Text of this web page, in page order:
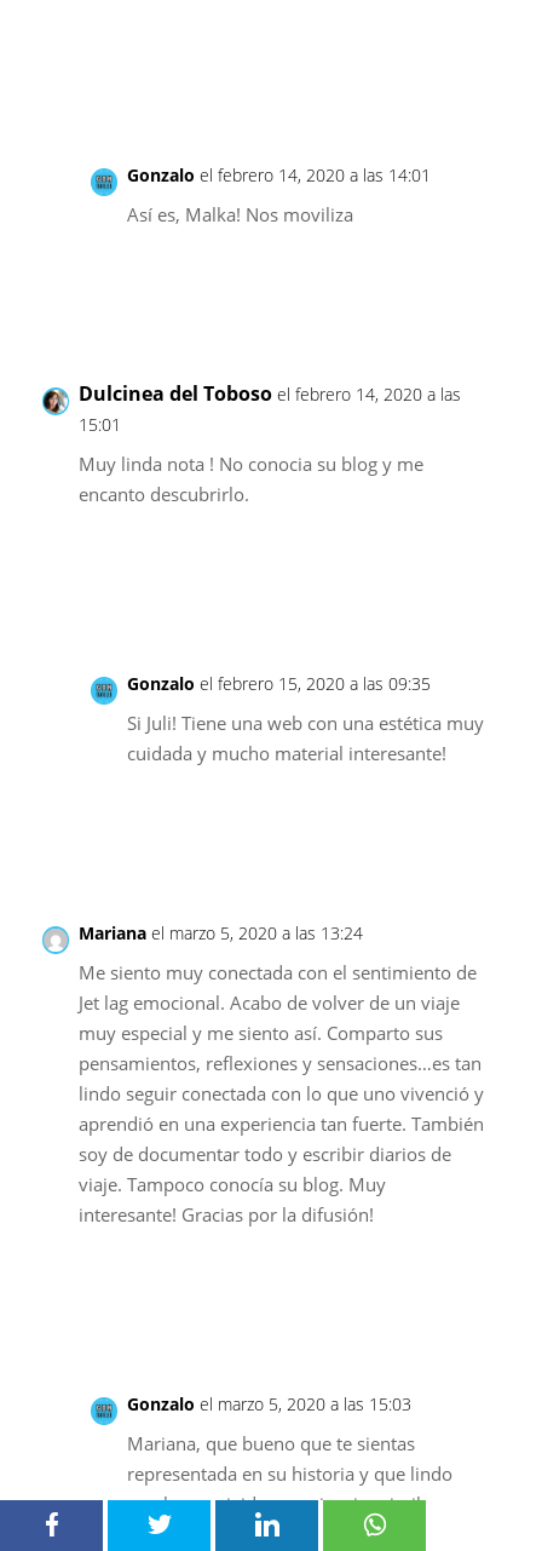
Gonzalo el febrero 14, 2020 a las 14:01
Así es, Malka! Nos moviliza
Dulcinea del Toboso el febrero 14, 2020 a las
15:01
Muy linda nota ! No conocia su blog y me
encanto descubrirlo.
Gonzalo el febrero 15, 2020 a las 09:35
Si Juli! Tiene una web con una estética muy
cuidada y mucho material interesante!
Mariana el marzo 5, 2020 a las 13:24
Me siento muy conectada con el sentimiento de
Jet lag emocional. Acabo de volver de un viaje
muy especial y me siento así. Comparto sus
pensamientos, reflexiones y sensaciones…es tan
lindo seguir conectada con lo que uno vivenció y
aprendió en una experiencia tan fuerte. También
soy de documentar todo y escribir diarios de
viaje. Tampoco conocía su blog. Muy
interesante! Gracias por la difusión!
Gonzalo el marzo 5, 2020 a las 15:03
Mariana, que bueno que te sientas
representada en su historia y que lindo
que hayas vivido experiencias similares
cuando viajaste. Cada lugar y momento